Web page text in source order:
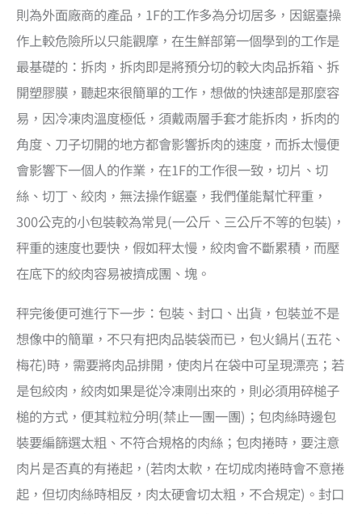
則為外面廠商的產品，1F的工作多為分切居多，因鋸臺操
作上較危險所以只能觀摩，在生鮮部第一個學到的工作是
最基礎的：拆肉，拆肉即是將預分切的較大肉品拆箱、拆
開塑膠膜，聽起來很簡單的工作，想做的快速部是那麼容
易，因冷凍肉溫度極低，須戴兩層手套才能拆肉，拆肉的
角度、刀子切開的地方都會影響拆肉的速度，而拆太慢便
會影響下一個人的作業，在1F的工作很一致，切片、切
絲、切丁、絞肉，無法操作鋸臺，我們僅能幫忙秤重，
300公克的小包裝較為常見(一公斤、三公斤不等的包裝)，
秤重的速度也要快，假如秤太慢，絞肉會不斷累積，而壓
在底下的絞肉容易被擠成團、塊。
秤完後便可進行下一步：包裝、封口、出貨，包裝並不是
想像中的簡單，不只有把肉品裝袋而已，包火鍋片(五花、
梅花)時，需要將肉品排開，使肉片在袋中可呈現漂亮；若
是包絞肉，絞肉如果是從冷凍剛出來的，則必須用碎槌子
槌的方式，便其粒粒分明(禁止一團一團)；包肉絲時邊包
裝要編篩選太粗、不符合規格的肉絲；包肉捲時，要注意
肉片是否真的有捲起，(若肉太軟，在切成肉捲時會不意捲
起，但切肉絲時相反，肉太硬會切太粗，不合規定)。封口